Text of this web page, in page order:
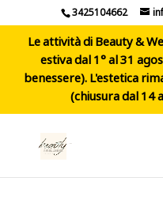
3425104662
Le attività di Beauty &
estiva dal 1° al 31
benessere). L'estetica
(chiusura dal 14